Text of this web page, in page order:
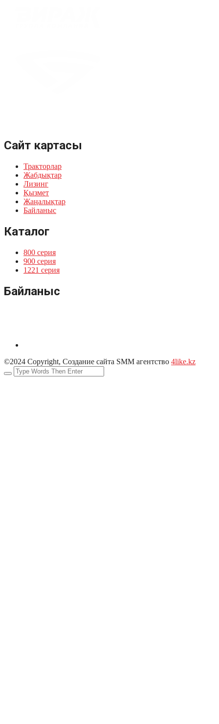
Сайт картасы
Тракторлар
Жабдықтар
Лизинг
Қызмет
Жаңалықтар
Байланыс
Каталог
800 серия
900 серия
1221 серия
Байланыс
©2024 Copyright, Создание сайта SMM агентство 4like.kz